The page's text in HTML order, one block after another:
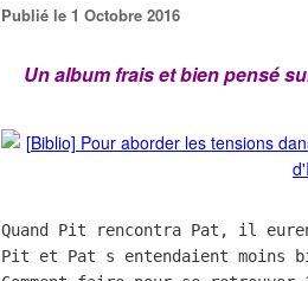
Publié le 1 Octobre 2016
Un album frais et bien pensé
Quand Pit rencontra Pat, il
Pit et Pat s entendaient moins